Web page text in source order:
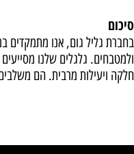
סיכום
בחברת גליל גום, אנו מתמקדים
ולמטבחים. גלגלים שלנו
חלקה ויעילות מרבית. הם